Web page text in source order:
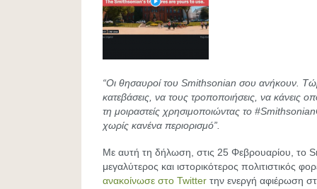
“Οι θησαυροί του Smithsonian σου ανήκουν.
κατεβάσεις, να τους τροποποιήσεις, να κάνεις
τη μοιραστείς χρησιμοποιώντας το
χωρίς κανένα περιορισμό”.
Με αυτή τη δήλωση, στις 25 Φεβρουαρίου, το
μεγαλύτερος και ιστορικότερος πολιτιστικός
ανακοίνωσε στο Twitter την ενεργή αφιέρωση